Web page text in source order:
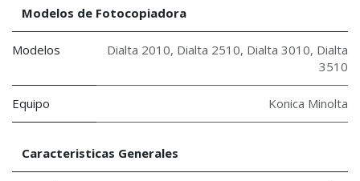
Modelos de Fotocopiadora
Modelos Dialta 2010, Dialta 2510, Dialta 3010, Dialta
3510
Equipo Konica Minolta
Caracteristicas Generales